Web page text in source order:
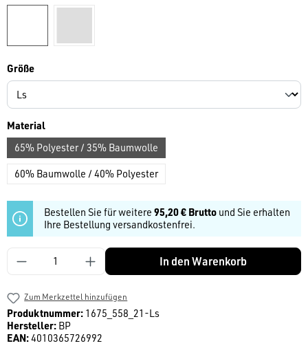
Größeauswählen
Material
65% Polyester / 35% Baumwolle
60% Baumwolle / 40% Polyester
Bestellen Sie für weitere 95,20 € Brutto und Sie erhalten
Ihre Bestellung versandkostenfrei.
Produkt Anzahl: Gib den gewünschten Wert
In den Warenkorb
Zum Merkzettel hinzufügen
Produktnummer: 1675_558_21-Ls
Hersteller: BP
EAN:4010365726992